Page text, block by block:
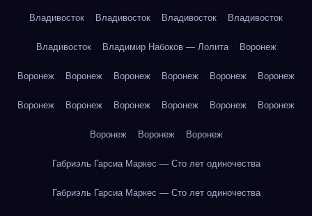
Владивосток Владивосток Владивосток Владивосток
Владивосток Владимир Набоков — Лолита Воронеж
Воронеж Воронеж Воронеж Воронеж Воронеж Воронеж
Воронеж Воронеж Воронеж Воронеж Воронеж Воронеж
Воронеж Воронеж Воронеж
Габриэль Гарсиа Маркес — Сто лет одиночества
Габриэль Гарсиа Маркес — Сто лет одиночества